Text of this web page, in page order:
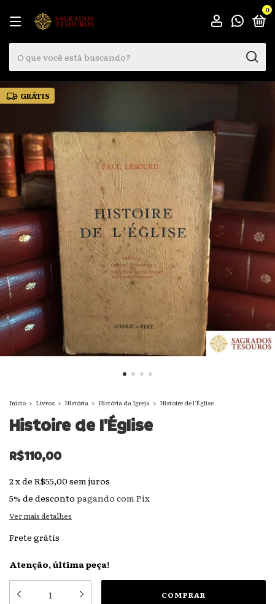
0
GRÁTIS
Início > Livros > História > História da Igreja > Histoire de l'Église
Histoire de l'Église
R$110,00
2xde R$55,00 sem juros
5% de desconto pagando com Pix
Ver mais detalhes
Frete grátis
Atenção, última peça!